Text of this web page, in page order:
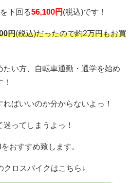
下回る56,100円 (税込)です！
円(税込)だったので約2万円もお買
たい方、自転車通勤・通学を始め
ばいいのか分からないよっ！
ってしまうよっ！
おすすめ致します。
クロスバイクはこちら↓